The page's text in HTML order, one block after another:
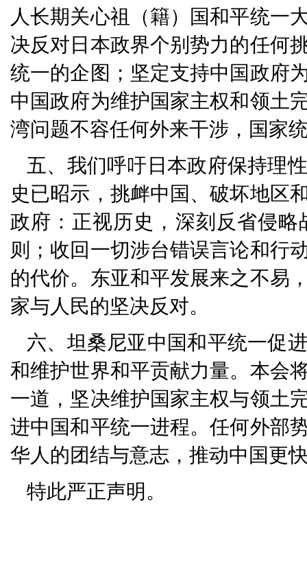
人长期关心祖（籍）国和平统一
决反对日本政界个别势力的任何
统一的企图；坚定支持中国政府
中国政府为维护国家主权和领土
湾问题不容任何外来干涉，国家
五、我们呼吁日本政府保持理
史已昭示，挑衅中国、破坏地区
政府：正视历史，深刻反省侵
则；收回一切涉台错误言论和行
的代价。东亚和平发展来之不易
家与人民的坚决反对。
六、坦桑尼亚中国和平统一促
和维护世界和平贡献力量。本会
一道，坚决维护国家主权与领土
进中国和平统一进程。任何外部
华人的团结与意志，推动中国更
特此严正声明。